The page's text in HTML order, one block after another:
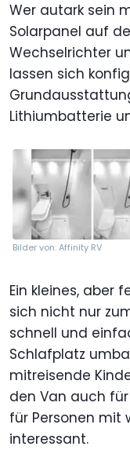
Wer autark sein
Solarpanel auf
Wechselrichter
lassen sich
Lithiumbatterie
Bilder von: Affinity RV
Ein kleines, aber
sich nicht nur
schnell und
Schlafplatz
mitreisende
den Van auch
für Personen mit
interessant.